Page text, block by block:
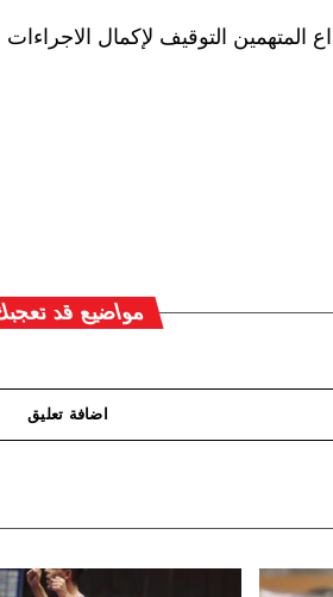
المتهمين التوقيف لإكمال الاجراءات
مواضيع قد
اضافة تعليق